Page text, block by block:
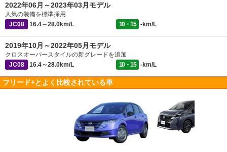
2022年06月～2023年03月モデル
人気の装備を標準採用
JC08
16.4～28.0km/L 10・15 -km/L
2019年10月～2022年05月モデル
クロスオーバースタイルの新グレードを追加
JC08
16.4～28.0km/L 10・15 -km/L
フリード+とよく比較されている車